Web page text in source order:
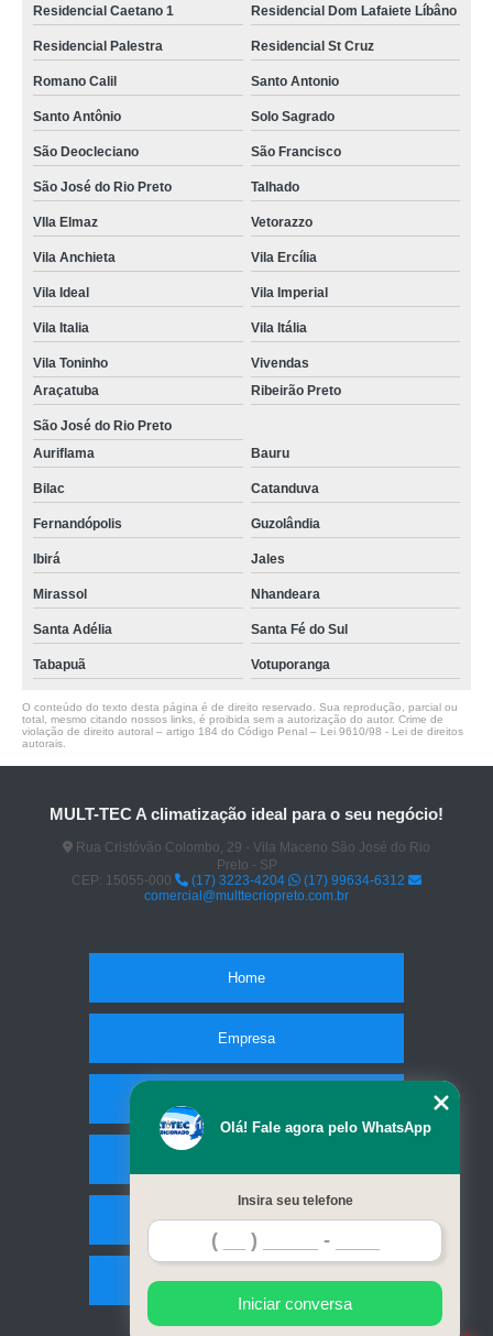
Residencial Caetano 1 Residencial Dom Lafaiete Líbâno
Residencial Palestra Residencial St Cruz
Romano Calil Santo Antonio
Santo Antônio Solo Sagrado
São Deocleciano São Francisco
São José do Rio Preto Talhado
VIla Elmaz Vetorazzo
Vila Anchieta Vila Ercília
Vila Ideal Vila Imperial
Vila Italia Vila Itália
Vila Toninho
Vivendas
Araçatuba
Ribeirão Preto
São José do Rio Preto
Auriflama
Bauru
Bilac Catanduva
Fernandópolis Guzolândia
Ibirá Jales
Mirassol Nhandeara
Santa Adélia Santa Fé do Sul
Tabapuã Votuporanga
O conteúdo do texto desta página é de direito reservado. Sua reprodução, parcial ou
total, mesmo citando nossos links, é proibida sem a autorização do autor. Crime de
violação de direito autoral – artigo 184 do Código Penal – Lei 9610/98 - Lei de direitos
autorais
MULT-TEC A climatização ideal para o seu negócio!
Rua Cristóvão Colombo, 29 - Vila Maceno São José do Rio
Preto - SP
CEP: 15055-000
(17) 3223-4204
(17) 99634-6312
comercial@multtecriopreto.com.br
Home
Empresa
Contato
Mapa do site
Olá! Fale agora pelo WhatsApp
Insira seu telefone
Iniciar conversa